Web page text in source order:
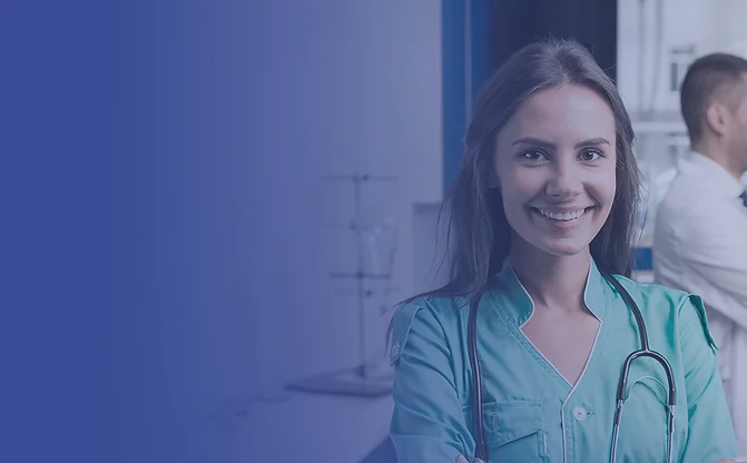
Entra a far parte del team
sanitario più completo